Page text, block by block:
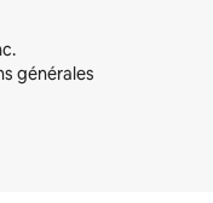
générales